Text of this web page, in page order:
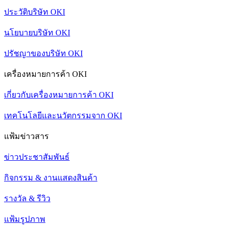
ประวัติบริษัท OKI
นโยบายบริษัท OKI
ปรัชญาของบริษัท OKI
เครื่องหมายการค้า OKI
เกี่ยวกับเครื่องหมายการค้า OKI
เทคโนโลยีและนวัตกรรมจาก OKI
แฟ้มข่าวสาร
ข่าวประชาสัมพันธ์
กิจกรรม & งานแสดงสินค้า
รางวัล & รีวิว
แฟ้มรูปภาพ